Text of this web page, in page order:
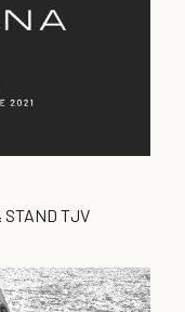
STAND TJV